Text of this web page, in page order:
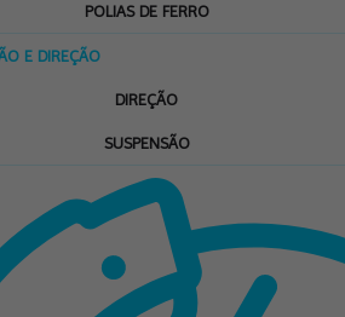
POLIAS DE FERRO
E DIREÇÃO
DIREÇÃO
SUSPENSÃO